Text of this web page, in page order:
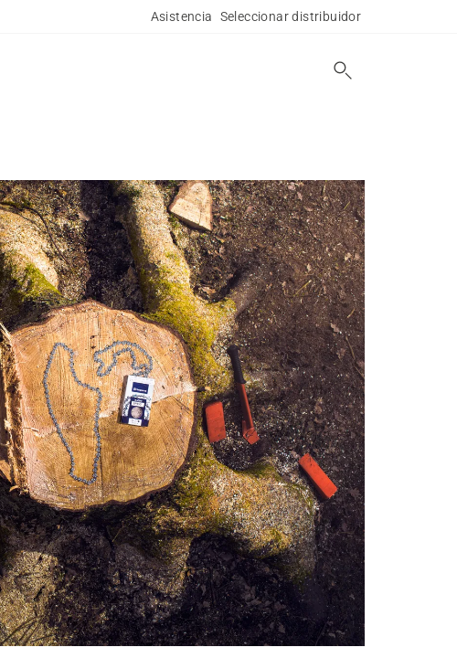
Asistencia Seleccionar distribuidor